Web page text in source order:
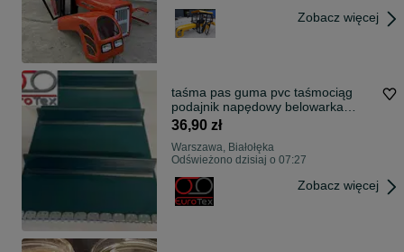
Zobacz więcej
taśma pas guma pvc taśmociąg
podajnik napędowy belowarka
owijarka
36,90 zł
Warszawa, Białołęka
Odświeżono dzisiaj o 07:27
Zobacz więcej